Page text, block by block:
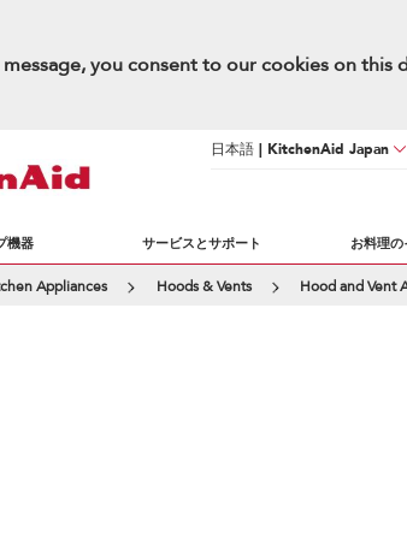
you consent to our cookies on this
日本語 | KitchenAid Japan
機器 サービスとサポート お料理
Appliances Hoods & Vents Hood and Vent